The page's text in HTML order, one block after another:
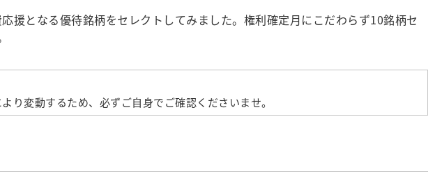
となる優待銘柄をセレクトしてみました。権利確定月にこだわらず10銘柄セ
変動するため、必ずご自身でご確認くださいませ。